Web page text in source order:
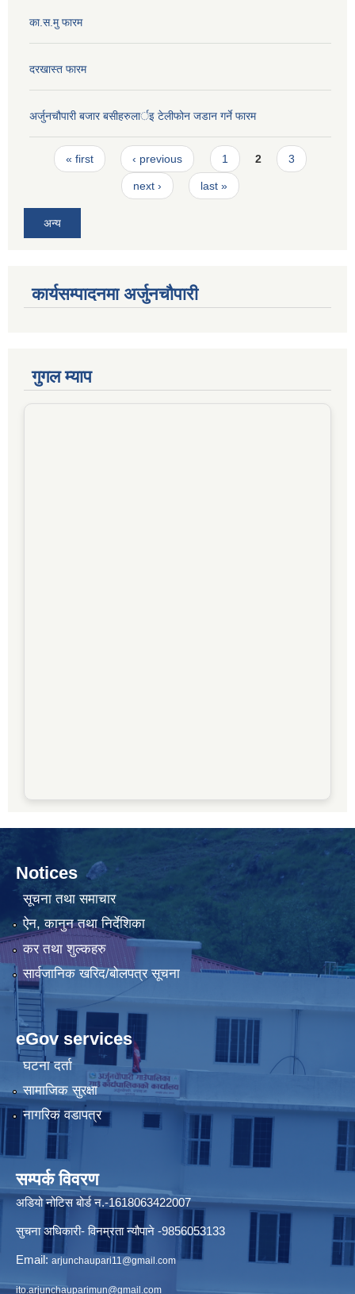
का.स.मु फारम
दरखास्त फारम
अर्जुनचौपारी बजार बसीहरुलार्इ टेलीफोन जडान गर्ने फारम
Pages
« first ‹ previous 1 2 3
next › last »
अन्य
कार्यसम्पादनमा अर्जुनचौपारी
गुगल म्याप
Notices
सूचना तथा समाचार
ऐन, कानुन तथा निर्देशिका
कर तथा शुल्कहरु
सार्वजानिक खरिद/बोलपत्र सूचना
eGov services
घटना दर्ता
सामाजिक सुरक्षा
नागरिक वडापत्र
सम्पर्क विवरण
अडियो नोटिस बोर्ड न.-1618063422007
सुचना अधिकारी- विनम्रता न्यौपाने -9856053133
Email: arjunchaupari11@gmail.com
ito.arjunchauparimun@gmail.com